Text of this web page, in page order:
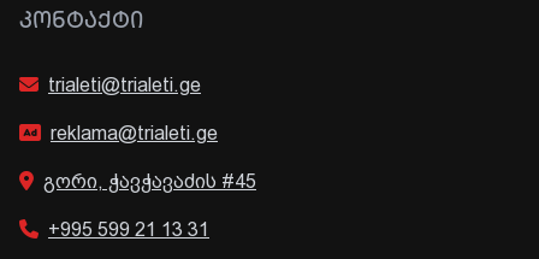
ᲙᲝᲜᲢᲐᲥᲢᲘ
trialeti@trialeti.ge
reklama@trialeti.ge
გორი, ჭავჭავაძის #45
+995 599 21 13 31